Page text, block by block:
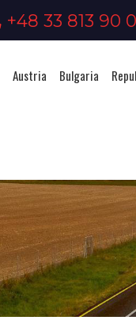
+48 33 813 90
Austria Bulgaria